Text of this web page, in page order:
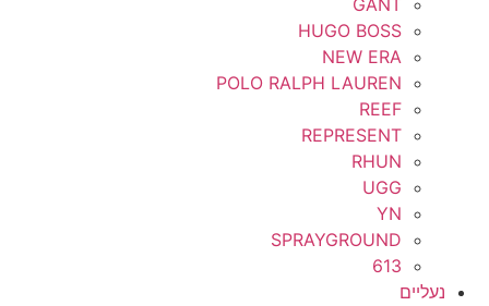
GANT
HUGO BOSS
NEW ERA
POLO RALPH LAUREN
REEF
REPRESENT
RHUN
UGG
YN
SPRAYGROUND
613
נעליים